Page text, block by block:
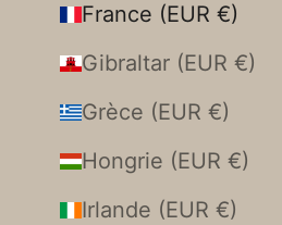
France (EUR €)
Gibraltar (EUR €)
Grèce (EUR €)
Hongrie (EUR €)
Irlande (EUR €)